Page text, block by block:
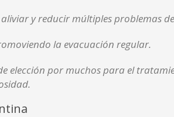
y reducir múltiples problemas
la evacuación regular.
elección por muchos para el